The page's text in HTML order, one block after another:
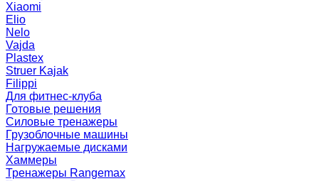
Xiaomi
Elio
Nelo
Vajda
Plastex
Struer Kajak
Filippi
Для фитнес-клуба
Готовые решения
Силовые тренажеры
Грузоблочные машины
Нагружаемые дисками
Хаммеры
Тренажеры Rangemax